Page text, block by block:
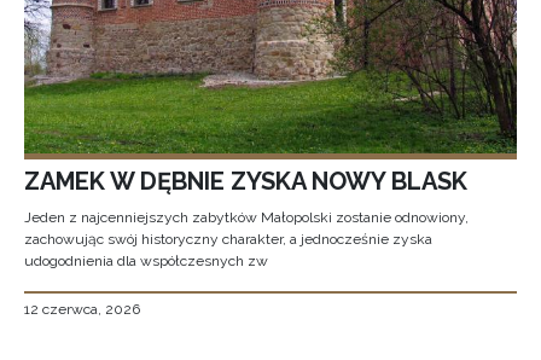
ZAMEK W DĘBNIE ZYSKA NOWY BLASK
Jeden z najcenniejszych zabytków Małopolski zostanie odnowiony,
zachowując swój historyczny charakter, a jednocześnie zyska
udogodnienia dla współczesnych zw
12 czerwca, 2026